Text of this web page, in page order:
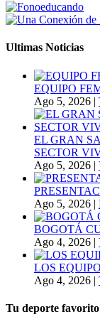
Ultimas Noticias
EQUIPO
Ago 5, 2026 |
EL GRAN
SECTOR
Ago 5, 2026 |
Ago 5, 2026 |
BOGOTÁ
Ago 4, 2026 |
LOS
Ago 4, 2026 |
Tu deporte favorito